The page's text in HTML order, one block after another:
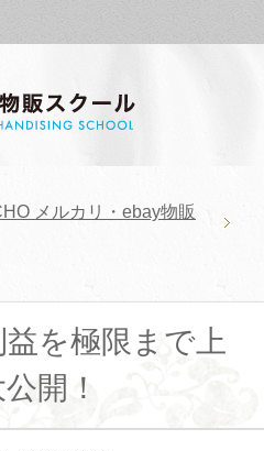
メルカリ・ebay物販
を極限まで上
開！